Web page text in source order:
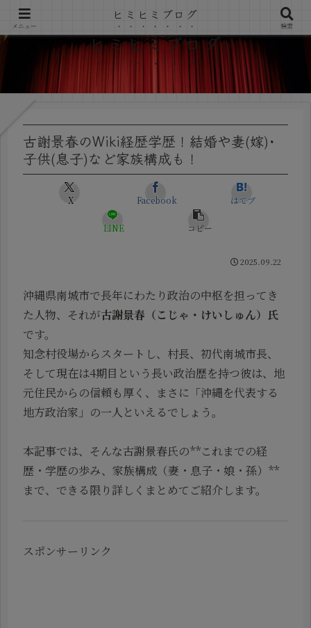
ヒミヒミブログ
古謝景春のWiki経歴学歴！結婚や妻(嫁)･
子供(息子)など家族構成も！
X Facebook はてブ
LINE コピー
2025.09.22
沖縄県南城市で長年にわたり政治の中枢を担ってき
た人物、それが古謝景春（こじゃ・けいしゅん）氏
です。
知念村役場からスタートし、村長、初代南城市長、
そして現在は4期目という長い政治歴を持つ彼は、地
元住民からの信頼も厚く、まさに「沖縄を代表する
地方政治家」の一人といえるでしょう。
本記事では、そんな古謝景春氏の**これまでの経
歴・学歴の歩み、家族構成（妻・息子・娘・孫）**
まで、できる限り詳しくまとめてご紹介します。
スポンサーリンク
メニュー
ヒミヒミブログ
検索